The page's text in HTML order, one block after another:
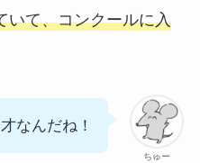
いて、コンクールに入
ちゅー
なんだね！